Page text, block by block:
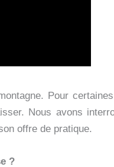
Pour
Nous avons
offre de pratique.
?